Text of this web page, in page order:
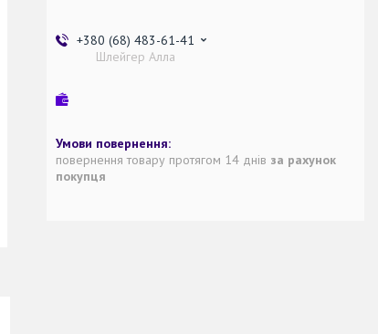
+380 (68) 483-61-41
Шлейгер Алла
повернення товару протягом 14 днів за рахунок
покупця